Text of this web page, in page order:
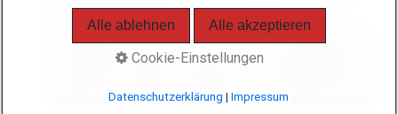
Rechtsansprüchen.
Verarbeitet die Bopp Landmaschinen
personenbezogene Daten, um Direktwerbung zu
jederzeit Widerspruch gegen die Verarbeitung der
Alle ablehnen Alle akzeptieren
Cookie-Einstellungen
Datenschutzerklärung |Impressum